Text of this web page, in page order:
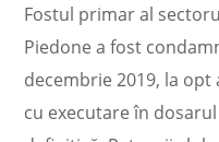
Fostul primar al
Piedone a fost
decembrie 2019, la
cu executare în